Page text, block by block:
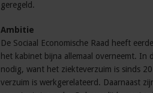
geregeld.
Ambitie
De Sociaal Economische Raad heeft
het kabinet bijna allemaal overneemt. In
nodig, want het ziekteverzuim is sinds
verzuim is werkgerelateerd. Daarnaast